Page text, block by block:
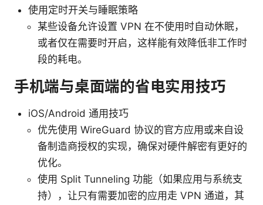
使用定时开关与睡眠策略
某些设备允许设置 VPN 在不使用时自动休眠，
或者仅在需要时开启，这样能有效降低非工作时
段的耗电。
手机端与桌面端的省电实用技巧
iOS/Android 通用技巧
优先使用 WireGuard 协议的官方应用或来自设
备制造商授权的实现，确保对硬件解密有更好的
优化。
使用 Split Tunneling 功能（如果应用与系统支
持），让只有需要加密的应用走 VPN 通道，其